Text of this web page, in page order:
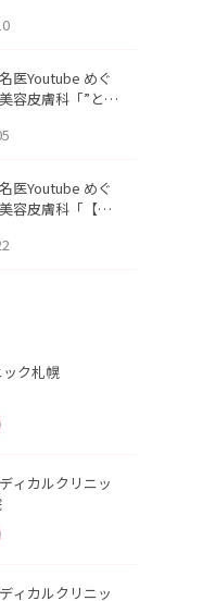
す副作用・リバ
ました。
医Youtube めぐ
容皮膚科「”とお
みに本気で答え
医Youtube めぐ
容皮膚科「【ヒ
リッド注入を美
ク札幌
ィカルクリニッ
ィカルクリニッ